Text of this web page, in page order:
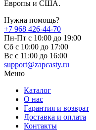
Европы и США.
Нужна помощь?
+7 968 426-44-70
Пн-Пт с 10:00 до 19:00
Сб с 10:00 до 17:00
Вс c 11:00 до 16:00
support@zapcasty.ru
Меню
Каталог
О нас
Гарантия и возврат
Доставка и оплата
Контакты